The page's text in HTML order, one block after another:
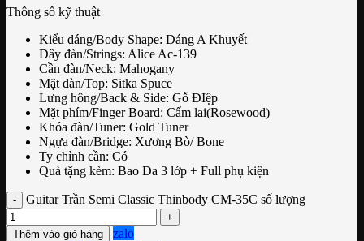
Thông số kỹ thuật
Kiểu dáng/Body Shape: Dáng A Khuyết
Dây đàn/Strings: Alice Ac-139
Cần đàn/Neck: Mahogany
Mặt đàn/Top: Sitka Spuce
Lưng hông/Back & Side: Gỗ ĐIệp
Mặt phím/Finger Board: Cẩm lai(Rosewood)
Khóa đàn/Tuner: Gold Tuner
Ngựa đàn/Bridge: Xương Bò/ Bone
Ty chỉnh cần: Có
Quà tặng kèm: Bao Da 3 lớp + Full phụ kiện
Guitar Trần Semi Classic Thinbody CM-35C số lượng
Thêm vào giỏ hàng
zalo